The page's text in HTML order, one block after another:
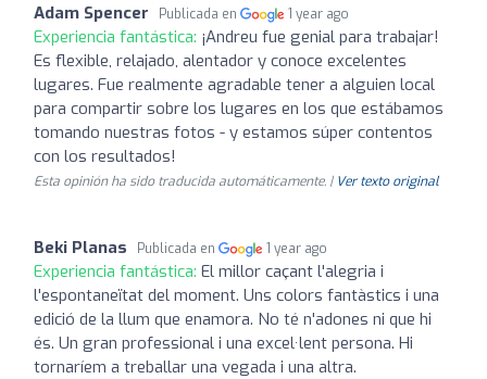
Adam Spencer Publicada en 1 year ago
Experiencia fantástica: ¡Andreu fue genial para trabajar!
Es flexible, relajado, alentador y conoce excelentes
lugares. Fue realmente agradable tener a alguien local
para compartir sobre los lugares en los que estábamos
tomando nuestras fotos - y estamos súper contentos
con los resultados!
Esta opinión ha sido traducida automáticamente. | Ver texto original
Beki Planas Publicada en 1 year ago
Experiencia fantástica: El millor caçant l'alegria i
l'espontaneïtat del moment. Uns colors fantàstics i una
edició de la llum que enamora. No té n'adones ni que hi
és. Un gran professional i una excel·lent persona. Hi
tornaríem a treballar una vegada i una altra.